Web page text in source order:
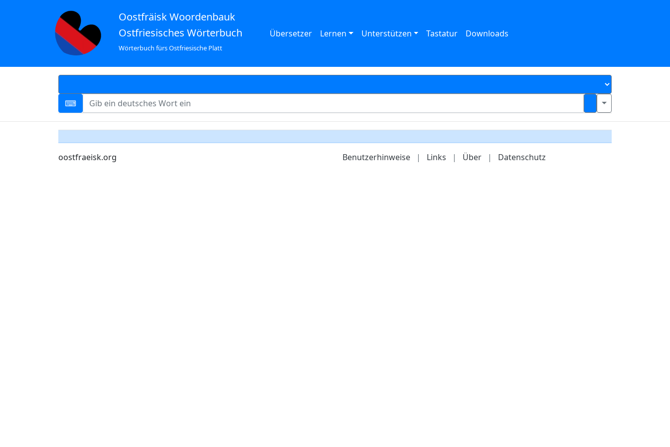
Oostfräisk Woordenbauk
Ostfriesisches Wörterbuch
Wörterbuch fürs Ostfriesische Platt
Übersetzer Lernen Unterstützen Tastatur Downloads
oostfraeisk.org Benutzerhinweise | Links | Über | Datenschutz